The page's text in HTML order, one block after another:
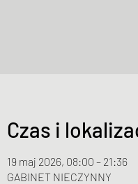
Czas i
19 maj 2026, 08:00 – 21:36
GABINET NIECZYNNY